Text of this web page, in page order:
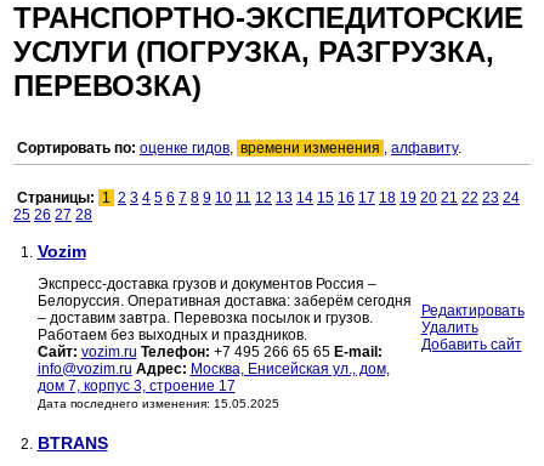
ТРАНСПОРТНО-ЭКСПЕДИТОРСКИЕ
УСЛУГИ (ПОГРУЗКА, РАЗГРУЗКА,
ПЕРЕВОЗКА)
Сортировать по: оценке гидов, времени изменения , алфавиту.
Страницы: 1 2 3 4 5 6 7 8 9 10 11 12 13 14 15 16 17 18 19 20 21 22 23 24
25 26 27 28
1. Vozim
Экспресс-доставка грузов и документов Россия –
Белоруссия. Оперативная доставка: заберём сегодня
– доставим завтра. Перевозка посылок и грузов.
Работаем без выходных и праздников.
Сайт: vozim.ru Телефон: +7 495 266 65 65 E-mail:
info@vozim.ru Адрес: Москва, Енисейская ул., дом,
дом 7, корпус 3, строение 17
Дата последнего изменения: 15.05.2025
Редактировать
Удалить
Добавить сайт
2. BTRANS